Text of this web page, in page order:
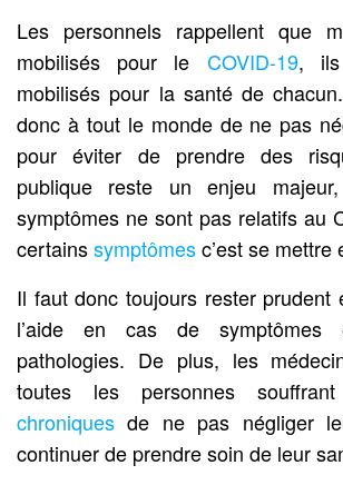
Les personnels rappellent que
mobilisés pour le COVID-19, ils
mobilisés pour la santé de
donc à tout le monde de ne pas
pour éviter de prendre des
publique reste un enjeu
symptômes ne sont pas relatifs au
certainssymptômesc’est se mettre
Il faut donc toujours rester prudent
l’aide en cas de symptômes
pathologies. De plus, les
toutes les personnes
chroniques de ne pas négliger
continuer de prendre soin de leur